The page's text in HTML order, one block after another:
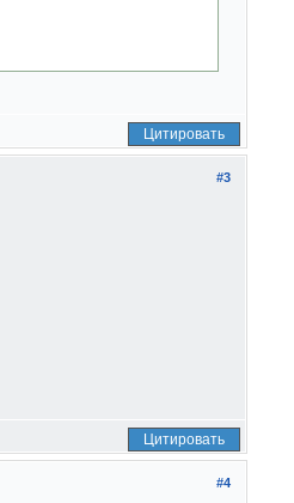
Цитировать
#3
Цитировать
#4